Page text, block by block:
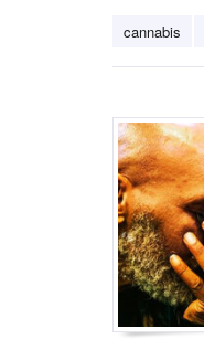
cannabis